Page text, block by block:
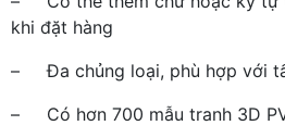
khi đặt hàng
– Đa chủng loại, phù hợp với
– Có hơn 700 mẫu tranh 3D